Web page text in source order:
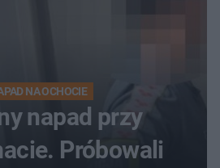
NA OCHOCIE
napad przy
Próbowali